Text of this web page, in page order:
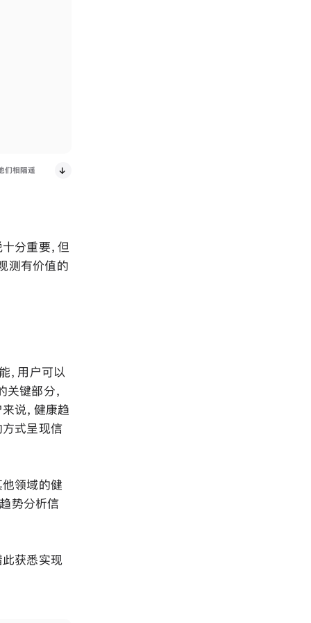
们相隔遥
分重要，但
测有价值的
，用户可以
键部分，
说，健康趋
方式呈现信
他领域的健
势分析信
此获悉实现